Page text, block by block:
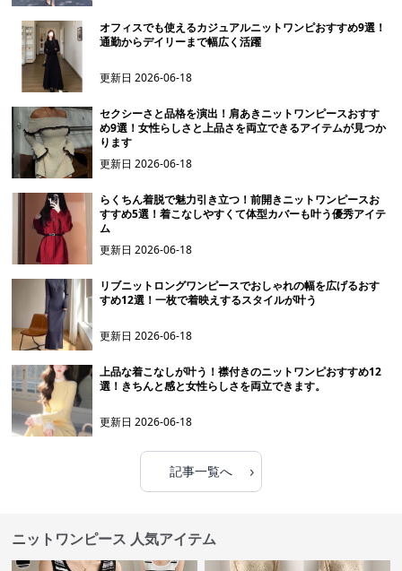
オフィスでも使えるカジュアルニットワンピおすすめ9選！
通勤からデイリーまで幅広く活躍
更新日2026-06-18
セクシーさと品格を演出！肩あきニットワンピースおすす
め9選！女性らしさと上品さを両立できるアイテムが見つか
ります
更新日2026-06-18
らくちん着脱で魅力引き立つ！前開きニットワンピースお
すすめ5選！着こなしやすくて体型カバーも叶う優秀アイテ
ム
更新日2026-06-18
リブニットロングワンピースでおしゃれの幅を広げるおす
すめ12選！一枚で着映えするスタイルが叶う
更新日2026-06-18
上品な着こなしが叶う！襟付きのニットワンピおすすめ12
選！きちんと感と女性らしさを両立できます。
更新日2026-06-18
記事一覧へ ›
ニットワンピース 人気アイテム